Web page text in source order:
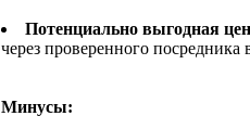
Потенциально выгодная
через проверенного
Минусы: